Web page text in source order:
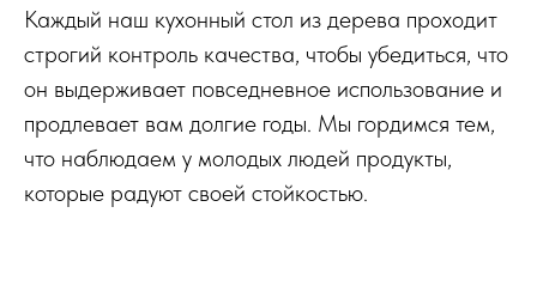
Каждый наш кухонный стол из дерева проходит
строгий контроль качества, чтобы убедиться, что
он выдерживает повседневное использование и
продлевает вам долгие годы. Мы гордимся тем,
что наблюдаем у молодых людей продукты,
которые радуют своей стойкостью.